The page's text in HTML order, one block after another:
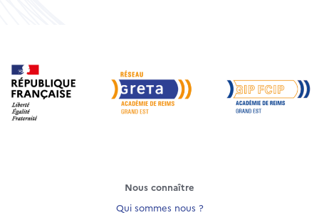
Nous connaître
Qui sommes nous ?